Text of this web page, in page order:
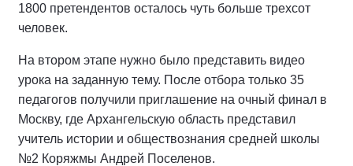
1800 претендентов осталось чуть больше трехсот
человек.
На втором этапе нужно было представить видео
урока на заданную тему. После отбора только 35
педагогов получили приглашение на очный финал в
Москву, где Архангельскую область представил
учитель истории и обществознания средней школы
№2 Коряжмы Андрей Поселенов.